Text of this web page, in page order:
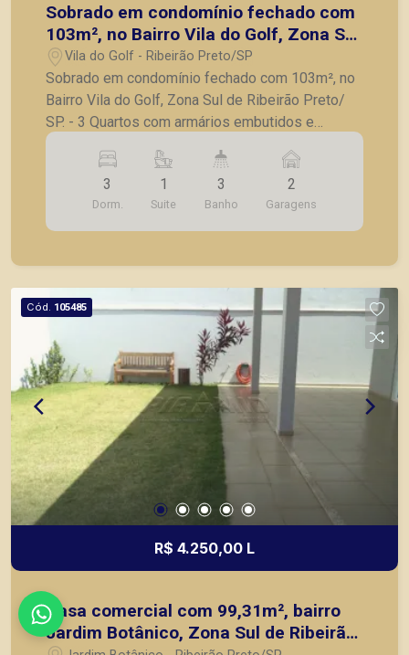
Sobrado em condomínio fechado com
103m², no Bairro Vila do Golf, Zona Sul
de Ribeirão Preto/ SP.
Vila do Golf - Ribeirão Preto/SP
Sobrado em condomínio fechado com 103m², no
Bairro Vila do Golf, Zona Sul de Ribeirão Preto/
SP. - 3 Quartos com armários embutidos e
ventiladores de teto, sendo 1 suíte; - Banheiro
social completo; - Sala para 2 ambientes com
ventilador de teto e espelho; - Varanda gourmet,
churrasqueira; - Cozinha planejada; - Lavanderia; -
2 Vagas de garagem. A Piramid tem como
prontos, usados ou mesmo nos principais
lançamentos da cidade de Ribeirão Preto.
3
Dorm.
1
Suite
3
Banho
2
Garagens
Cód. 105485
R$ 4.250,00 L
Casa comercial com 99,31m², bairro
Jardim Botânico, Zona Sul de Ribeirão